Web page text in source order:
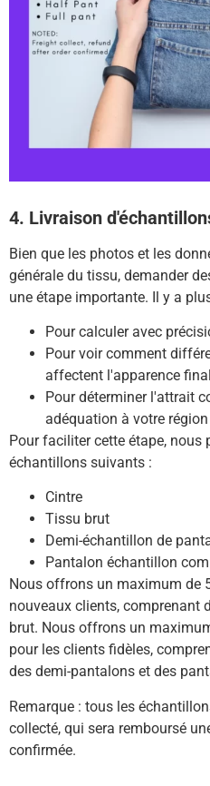
4. Livraison
Bien que les photos et les
générale du tissu, demander
une étape importante. Il y a
Pour calculer avec
Pour voir comment
affectent l'apparence
Pour déterminer l'attrait
adéquation à votre région
Pour faciliter cette étape, nous
échantillons suivants :
Cintre
Tissu brut
Demi-échantillon de
Pantalon échantillon
Nous offrons un maximum de
nouveaux clients, comprenant
brut. Nous offrons un
pour les clients fidèles,
des demi-pantalons et des
Remarque : tous les
collecté, qui sera remboursé
confirmée.